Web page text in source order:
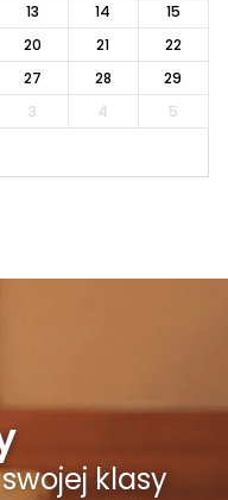
13 14
15
20 21
22
27 28
29
3 4 5
klasy